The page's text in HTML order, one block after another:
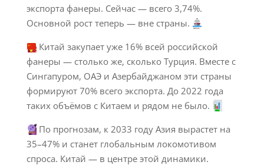
экспорта фанеры. Сейчас — всего 3,74%.
Основной рост теперь — вне страны.
Китай закупает уже 16% всей российской
фанеры — столько же, сколько Турция. Вместе с
Сингапуром, ОАЭ и Азербайджаном эти страны
формируют 70% всего экспорта. До 2022 года
таких объёмов с Китаем и рядом не было.
По прогнозам, к 2033 году Азия вырастет на
35–47% и станет глобальным локомотивом
спроса. Китай — в центре этой динамики.